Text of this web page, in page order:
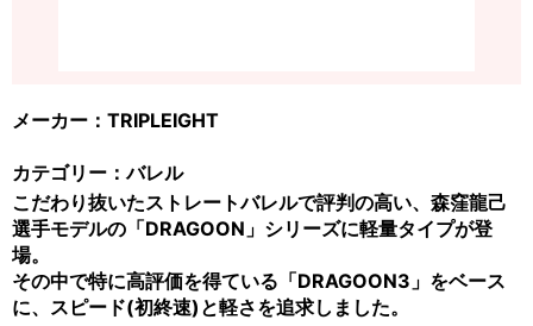
メーカー：TRIPLEIGHT
カテゴリー：バレル
こだわり抜いたストレートバレルで評判の高い、森窪龍己
選手モデルの「DRAGOON」シリーズに軽量タイプが登
場。
その中で特に高評価を得ている「DRAGOON3」をベース
に、スピード(初終速)と軽さを追求しました。